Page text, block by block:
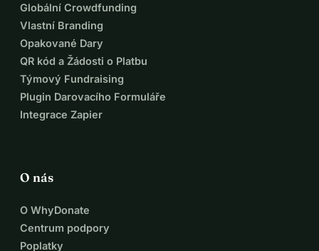
Globální Crowdfunding
Vlastní Branding
Opakované Dary
QR kód a Žádosti o Platbu
Týmový Fundraising
Plugin Darovacího Formuláře
Integrace Zapier
O nás
O WhyDonate
Centrum podpory
Poplatky